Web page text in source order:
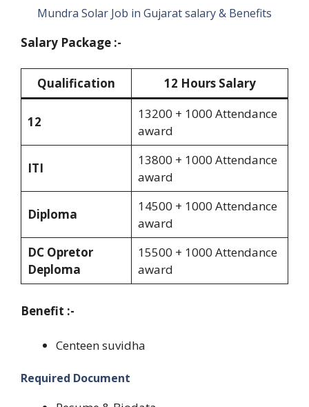
Mundra Solar Job in Gujarat salary & Benefits
Salary Package :-
Qualification 12 Hours Salary
12
13200 + 1000 Attendance
award
ITI
13800 + 1000 Attendance
award
Diploma
14500 + 1000 Attendance
award
DC Opretor
Deploma
15500 + 1000 Attendance
award
Benefit :-
Centeen suvidha
Required Document